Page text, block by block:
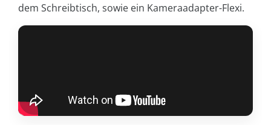
dem Schreibtisch, sowie ein Kameraadapter-Flexi.